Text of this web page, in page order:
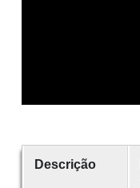
Descrição